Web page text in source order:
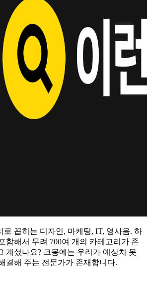
로 꼽히는 디자인, 마케팅, IT, 영사음. 하
함해서 무려 700여 개의 카테고리가 존
계셨나요? 크몽에는 우리가 예상치 못
결해 주는 전문가가 존재합니다.